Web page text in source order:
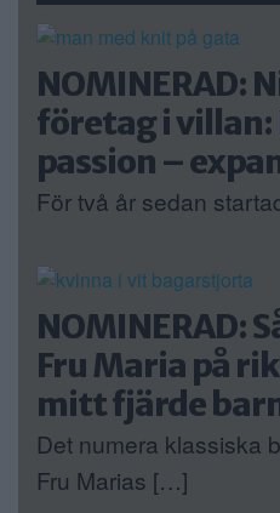
NOMINERAD:
företag i villan:
passion –
För två år sedan
NOMINERAD:
Fru Maria på
mitt fjärde
Det numera klassiska
Fru Marias […]